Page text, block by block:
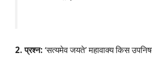
2. प्रश्न: ‘सत्यमेव जयते’ महावाक्य किस